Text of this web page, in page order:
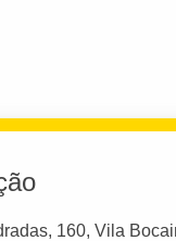
160, Vila